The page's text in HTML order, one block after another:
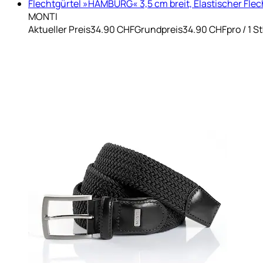
Flechtgürtel »HAMBURG« 3,5 cm breit, Elastischer
MONTI
Aktueller Preis34.90 CHFGrundpreis34.90 CHFpro/ 1